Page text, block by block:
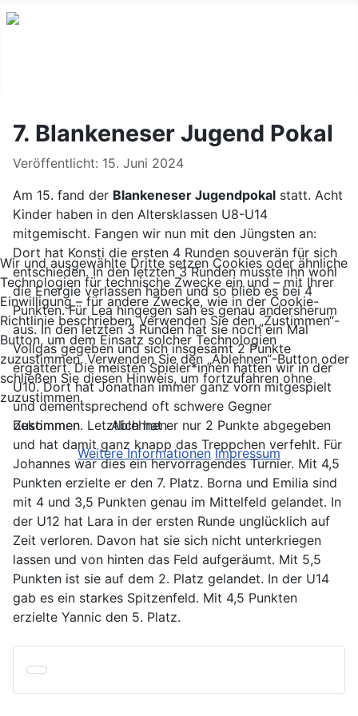
7. Blankeneser Jugend Pokal
Details
Veröffentlicht: 15. Juni 2024
Am 15. fand der Blankeneser Jugendpokal statt. Acht
Kinder haben in den Altersklassen U8-U14
mitgemischt. Fangen wir nun mit den Jüngsten an:
Dort hat Konsti die ersten 4 Runden souverän für sich
entschieden. In den letzten 3 Runden musste ihn wohl
die Energie verlassen haben und so blieb es bei 4
Punkten. Für Lea hingegen sah es genau andersherum
aus. In den letzten 3 Runden hat sie noch ein Mal
Vollgas gegeben und sich insgesamt 2 Punkte
ergattert. Die meisten Spieler*innen hatten wir in der
U10. Dort hat Jonathan immer ganz vorn mitgespielt
und dementsprechend oft schwere Gegner
bekommen. Letztlich hat er nur 2 Punkte abgegeben
und hat damit ganz knapp das Treppchen verfehlt. Für
Johannes war dies ein hervorragendes Turnier. Mit 4,5
Punkten erzielte er den 7. Platz. Borna und Emilia sind
mit 4 und 3,5 Punkten genau im Mittelfeld gelandet. In
der U12 hat Lara in der ersten Runde unglücklich auf
Zeit verloren. Davon hat sie sich nicht unterkriegen
lassen und von hinten das Feld aufgeräumt. Mit 5,5
Punkten ist sie auf dem 2. Platz gelandet. In der U14
gab es ein starkes Spitzenfeld. Mit 4,5 Punkten
erzielte Yannic den 5. Platz.
Wir und ausgewählte Dritte setzen Cookies oder ähnliche
Technologien für technische Zwecke ein und – mit Ihrer
Einwilligung – für andere Zwecke, wie in der Cookie-
Richtlinie beschrieben. Verwenden Sie den „Zustimmen“-
Button, um dem Einsatz solcher Technologien
zuzustimmen. Verwenden Sie den „Ablehnen“-Button oder
schließen Sie diesen Hinweis, um fortzufahren ohne
zuzustimmen.
Zustimmen
Ablehnen
Weitere Informationen Impressum